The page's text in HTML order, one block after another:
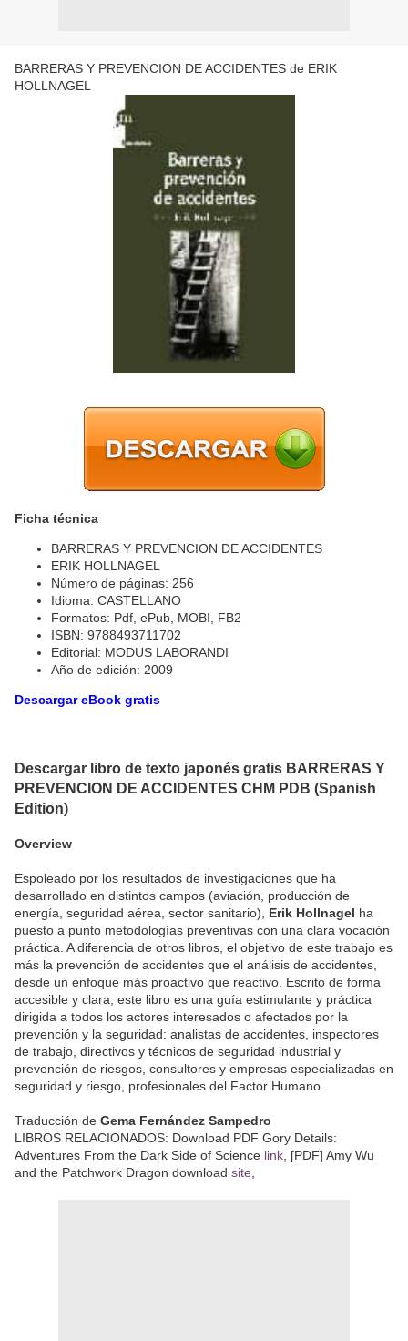
BARRERAS Y PREVENCION DE ACCIDENTES de ERIK
HOLLNAGEL
Ficha técnica
BARRERAS Y PREVENCION DE ACCIDENTES
ERIK HOLLNAGEL
Número de páginas: 256
Idioma: CASTELLANO
Formatos: Pdf, ePub, MOBI, FB2
ISBN: 9788493711702
Editorial: MODUS LABORANDI
Año de edición: 2009
Descargar eBook gratis
Descargar libro de texto japonés gratis BARRERAS Y
PREVENCION DE ACCIDENTES CHM PDB (Spanish
Edition)
Overview
Espoleado por los resultados de investigaciones que ha
desarrollado en distintos campos (aviación, producción de
energía, seguridad aérea, sector sanitario), Erik Hollnagel ha
puesto a punto metodologías preventivas con una clara vocación
práctica. A diferencia de otros libros, el objetivo de este trabajo es
más la prevención de accidentes que el análisis de accidentes,
desde un enfoque más proactivo que reactivo. Escrito de forma
accesible y clara, este libro es una guía estimulante y práctica
dirigida a todos los actores interesados o afectados por la
prevención y la seguridad: analistas de accidentes, inspectores
de trabajo, directivos y técnicos de seguridad industrial y
prevención de riesgos, consultores y empresas especializadas en
seguridad y riesgo, profesionales del Factor Humano.
Traducción de Gema Fernández Sampedro
LIBROS RELACIONADOS: Download PDF Gory Details:
Adventures From the Dark Side of Science link , [PDF] Amy Wu
and the Patchwork Dragon download site